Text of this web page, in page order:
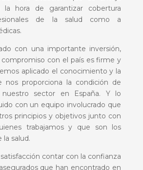
la hora de garantizar cobertura
de la salud como a
con una importante inversión,
con el país es firme y
aplicado el conocimiento y la
nos proporciona la condición de
sector en España. Y lo
con un equipo involucrado que
principios y objetivos junto con
trabajamos y que son los
la salud.
contar con la confianza
que han encontrado en